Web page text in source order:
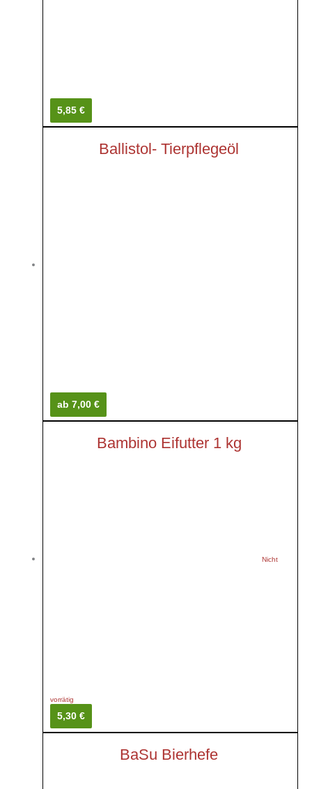
5,85 €
Ballistol- Tierpflegeöl
ab 7,00 €
Nicht
vorrätig
Bambino Eifutter 1 kg
5,30 €
BaSu Bierhefe